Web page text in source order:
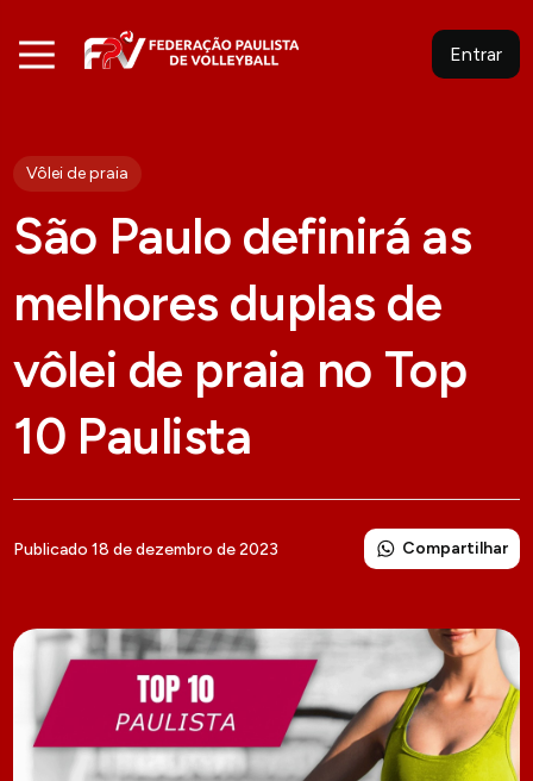
Entrar
Vôlei de praia
São Paulo definirá as
melhores duplas de
vôlei de praia no Top
10 Paulista
Publicado 18 de dezembro de 2023 Compartilhar